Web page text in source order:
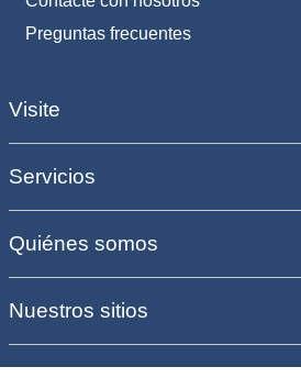
Preguntas frecuentes
Visite
Servicios
Quiénes somos
Nuestros sitios